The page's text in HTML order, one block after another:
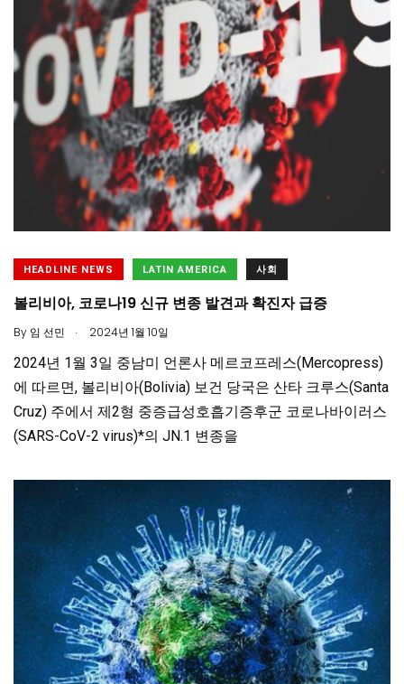
HEADLINE NEWS LATIN AMERICA 사회
볼리비아, 코로나19 신규 변종 발견과 확진자 급증
By 임 선민 . 2024년 1월 10일
2024년 1월 3일 중남미 언론사 메르코프레스(Mercopress)
에 따르면, 볼리비아(Bolivia) 보건 당국은 산타 크루스(Santa
Cruz) 주에서 제2형 중증급성호흡기증후군 코로나바이러스
(SARS-CoV-2 virus)*의 JN.1 변종을